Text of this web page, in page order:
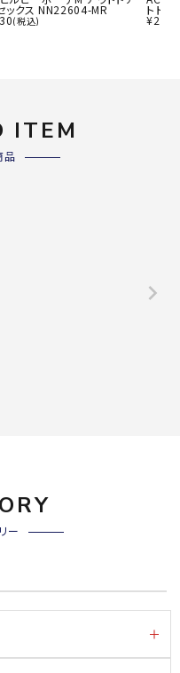
ックス NN22604-MR
(税込)
トド
¥
ITEM
品
ー